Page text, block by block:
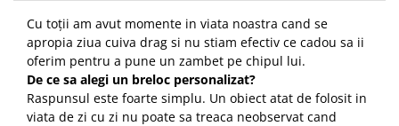
Cu toții am avut momente in viata noastra cand se
apropia ziua cuiva drag si nu stiam efectiv ce cadou sa ii
oferim pentru a pune un zambet pe chipul lui.
De ce sa alegi un breloc personalizat?
Raspunsul este foarte simplu. Un obiect atat de folosit in
viata de zi cu zi nu poate sa treaca neobservat cand